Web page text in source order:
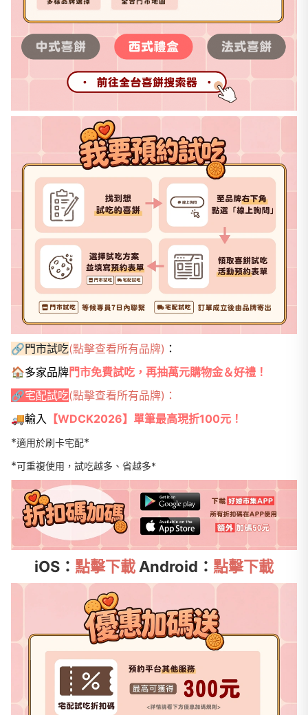
🔗門市試吃(點擊查看所有品牌) ：
🏠多家品牌門市免費試吃，再抽萬元購物金＆好禮！
🔗宅配試吃(點擊查看所有品牌) ：
🚚輸入 【WDCK2026】單筆最高現折100元！
*適用於刷卡宅配*
*可重複使用，試吃越多、省越多*
iOS： 點擊下載 Android： 點擊下載